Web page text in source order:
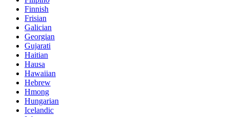
Finnish
Frisian
Galician
Georgian
Gujarati
Haitian
Hausa
Hawaiian
Hebrew
Hmong
Hungarian
Icelandic